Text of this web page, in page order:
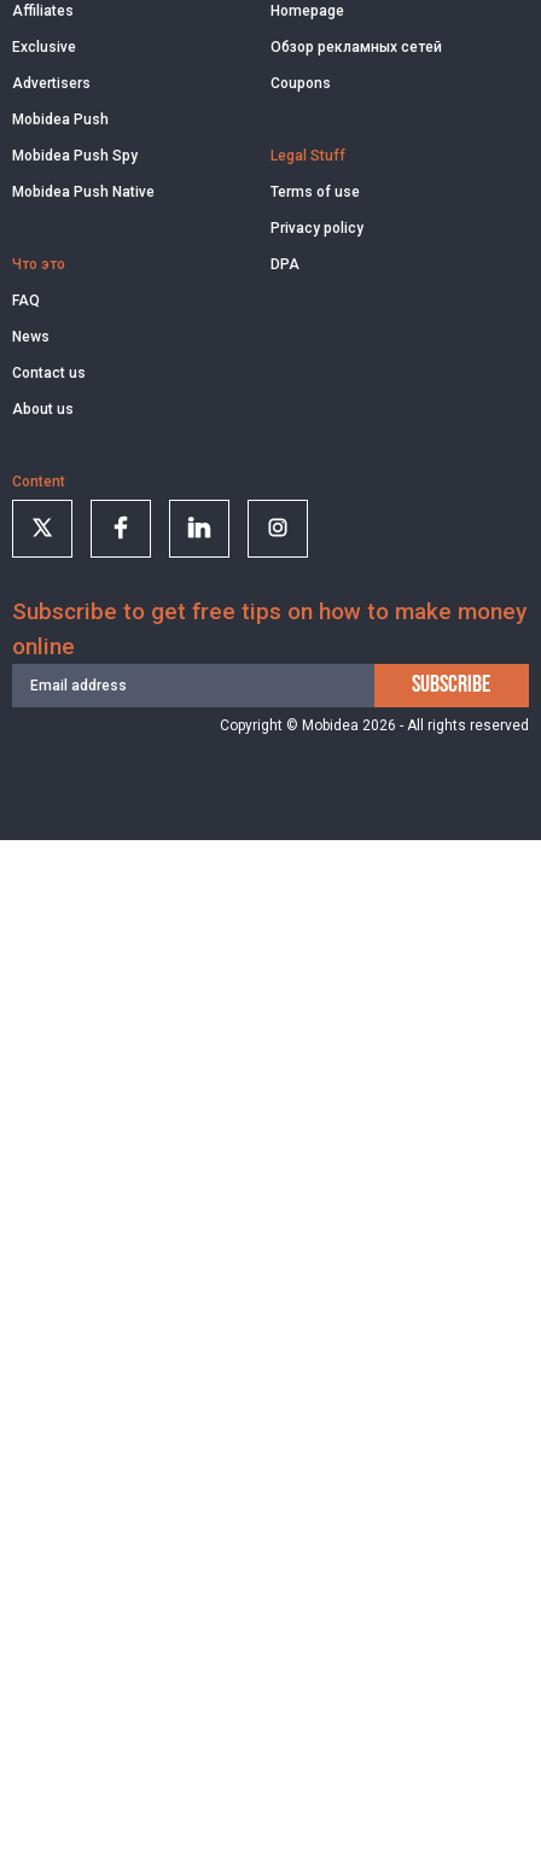
Affiliates
Exclusive
Advertisers
Mobidea Push
Mobidea Push Spy
Mobidea Push Native
Что это
FAQ
News
Contact us
About us
Homepage
Обзор рекламных сетей
Coupons
Legal Stuff
Terms of use
Privacy policy
DPA
Content
Subscribe to get free tips on how to make money
online
SUBSCRIBE
Copyright © Mobidea 2026 - All rights reserved